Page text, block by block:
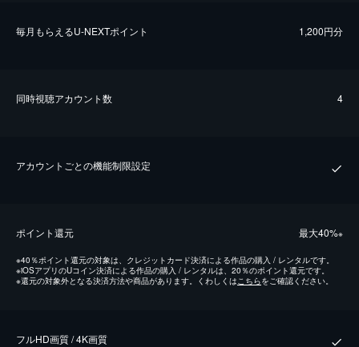
毎⽉もらえるU-NEXTポイント 1,200円分
同時視聴アカウント数 4
アカウントごとの機能制限設定
ポイント還元 最⼤40%※
※40％ポイント還元の対象は、クレジットカード決済による作品の購入 / レンタルです。
※iOSアプリのUコイン決済による作品の購入 / レンタルは、20％のポイント還元です。
※還元の対象外となる決済方法や商品があります。くわしくはこちらをご確認ください。
フルHD画質 / 4K画質